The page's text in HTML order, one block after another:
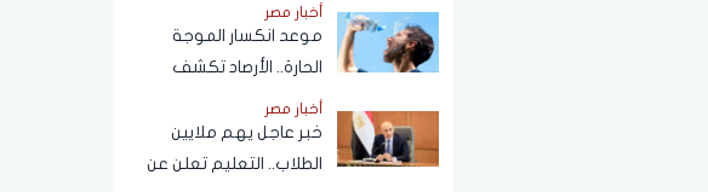
بكلية تجارة
أخبار مصر
موعد انكسار الموجة
الحارة.. الأرصاد تكشف
تفاصيل طقس الأيام المقبلة
أخبار مصر
خبر عاجل يهم ملايين
الطلاب.. التعليم تعلن عن